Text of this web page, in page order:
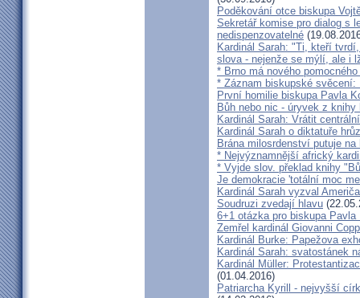
Poděkování otce biskupa
Sekretář komise pro dialog s
nedispenzovatelné
Kardinál Sarah: "Ti, kteří
slova - nejenže se mýlí, ale i
* Brno má nového
* Záznam biskupské svěcení:
První homilie biskupa Pavla
Bůh nebo nic - úryvek z knihy
Kardinál Sarah: Vrátit
Kardinál Sarah o diktatuře
Brána milosrdenství putuje
* Nejvýznamnější africký
* Vyjde slov. překlad knihy
Je demokracie 'totální moc
Kardinál Sarah vyzval
Soudruzi zvedají hlavu
6+1 otázka pro biskupa Pavla
Zemřel kardinál Giovanni
Kardinál Burke: Papežova
Kardinál Sarah: svatostánek
Kardinál Müller:
(01.04.2016)
Patriarcha Kyrill - nejvyšší